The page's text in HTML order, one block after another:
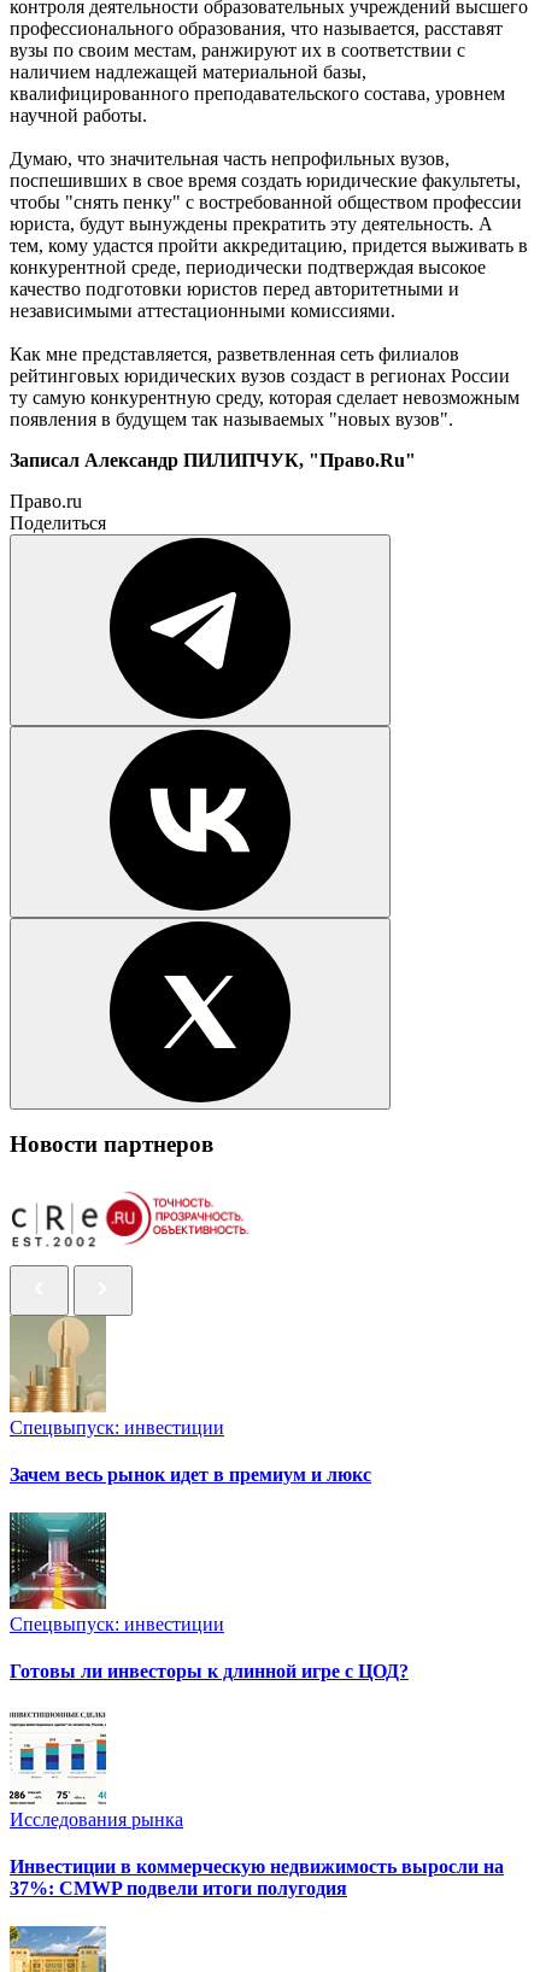
контроля деятельности образовательных учреждений высшего
профессионального образования, что называется, расставят
вузы по своим местам, ранжируют их в соответствии с
наличием надлежащей материальной базы,
квалифицированного преподавательского состава, уровнем
научной работы.
Думаю, что значительная часть непрофильных вузов,
поспешивших в свое время создать юридические факультеты,
чтобы "снять пенку" с востребованной обществом профессии
юриста, будут вынуждены прекратить эту деятельность. А
тем, кому удастся пройти аккредитацию, придется выживать в
конкурентной среде, периодически подтверждая высокое
качество подготовки юристов перед авторитетными и
независимыми аттестационными комиссиями.
Как мне представляется, разветвленная сеть филиалов
рейтинговых юридических вузов создаст в регионах России
ту самую конкурентную среду, которая сделает невозможным
появления в будущем так называемых "новых вузов".
Записал Александр ПИЛИПЧУК, "Право.Ru"
Право.ru
Поделиться
Новости партнеров
Спецвыпуск: инвестиции
Зачем весь рынок идет в премиум и люкс
Спецвыпуск: инвестиции
Готовы ли инвесторы к длинной игре с ЦОД?
Исследования рынка
Инвестиции в коммерческую недвижимость выросли на
37%: CMWP подвели итоги полугодия